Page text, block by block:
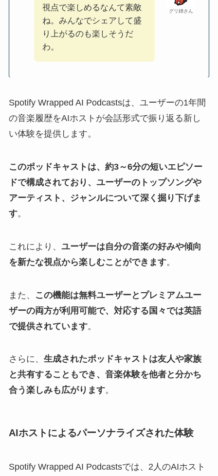
グリ姉さん
視点で楽しめるなんて素敵
ね。みんなでシェアして盛
り上がるのも楽しそうだ
わ。
Spotify Wrapped AI Podcastsは、ユーザーの1年間
の音楽履歴をAIホストが会話形式で振り返る新し
い体験を提供します。
このポッドキャストは、約3～6分の短いエピソー
ドで構成されており、ユーザーのトップソングや
アーティスト、ジャンルについて深く掘り下げま
す。
これにより、 ユーザーは自分の音楽の好みや傾向
を新たな視点から楽しむことができます。
また、
この機能は無料ユーザーとプレミアムユー
ザーの両方が利用可能で、対応する国々では英語
で提供されています。
さらに、 生成されたポッドキャストは友人や家族
と共有することもでき、音楽体験を他者と分かち
合う楽しみも広がります。
AIホストによるパーソナライズされた体験
Spotify Wrapped AI Podcastsでは、2人のAIホスト